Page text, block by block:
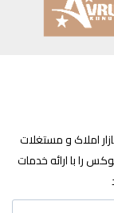
املاک و مستغلات
را با ارائه خدمات